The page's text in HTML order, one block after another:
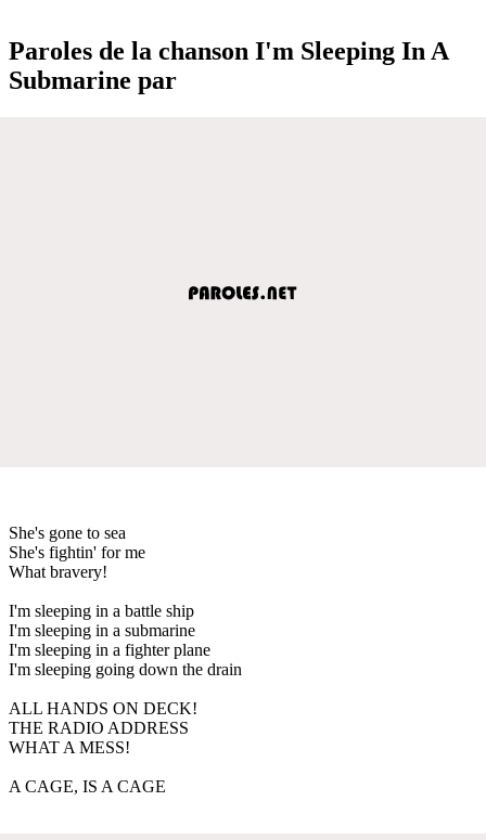
Paroles de la chanson I'm Sleeping In A
Submarine par
She's gone to sea
She's fightin' for me
What bravery!
I'm sleeping in a battle ship
I'm sleeping in a submarine
I'm sleeping in a fighter plane
I'm sleeping going down the drain
ALL HANDS ON DECK!
THE RADIO ADDRESS
WHAT A MESS!
A CAGE, IS A CAGE